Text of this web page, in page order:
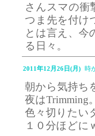
さんスマの衝
つま先を付け
とは言え、今
る日々。
2011年12月26日(月) 時
朝から気持ち
夜はTrimming。
色々切りたい
１０分ほどに